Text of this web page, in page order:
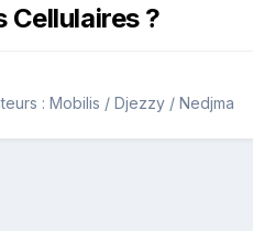
Cellulaires ?
: Mobilis / Djezzy / Nedjma